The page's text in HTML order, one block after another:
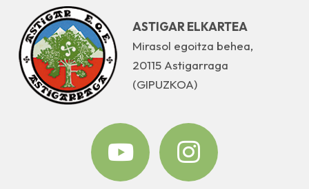
ASTIGAR ELKARTEA
Mirasol egoitza behea,
20115 Astigarraga
(GIPUZKOA)